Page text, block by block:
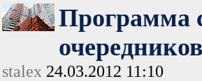
Программа
очередников
stalex 24.03.2012 11:10